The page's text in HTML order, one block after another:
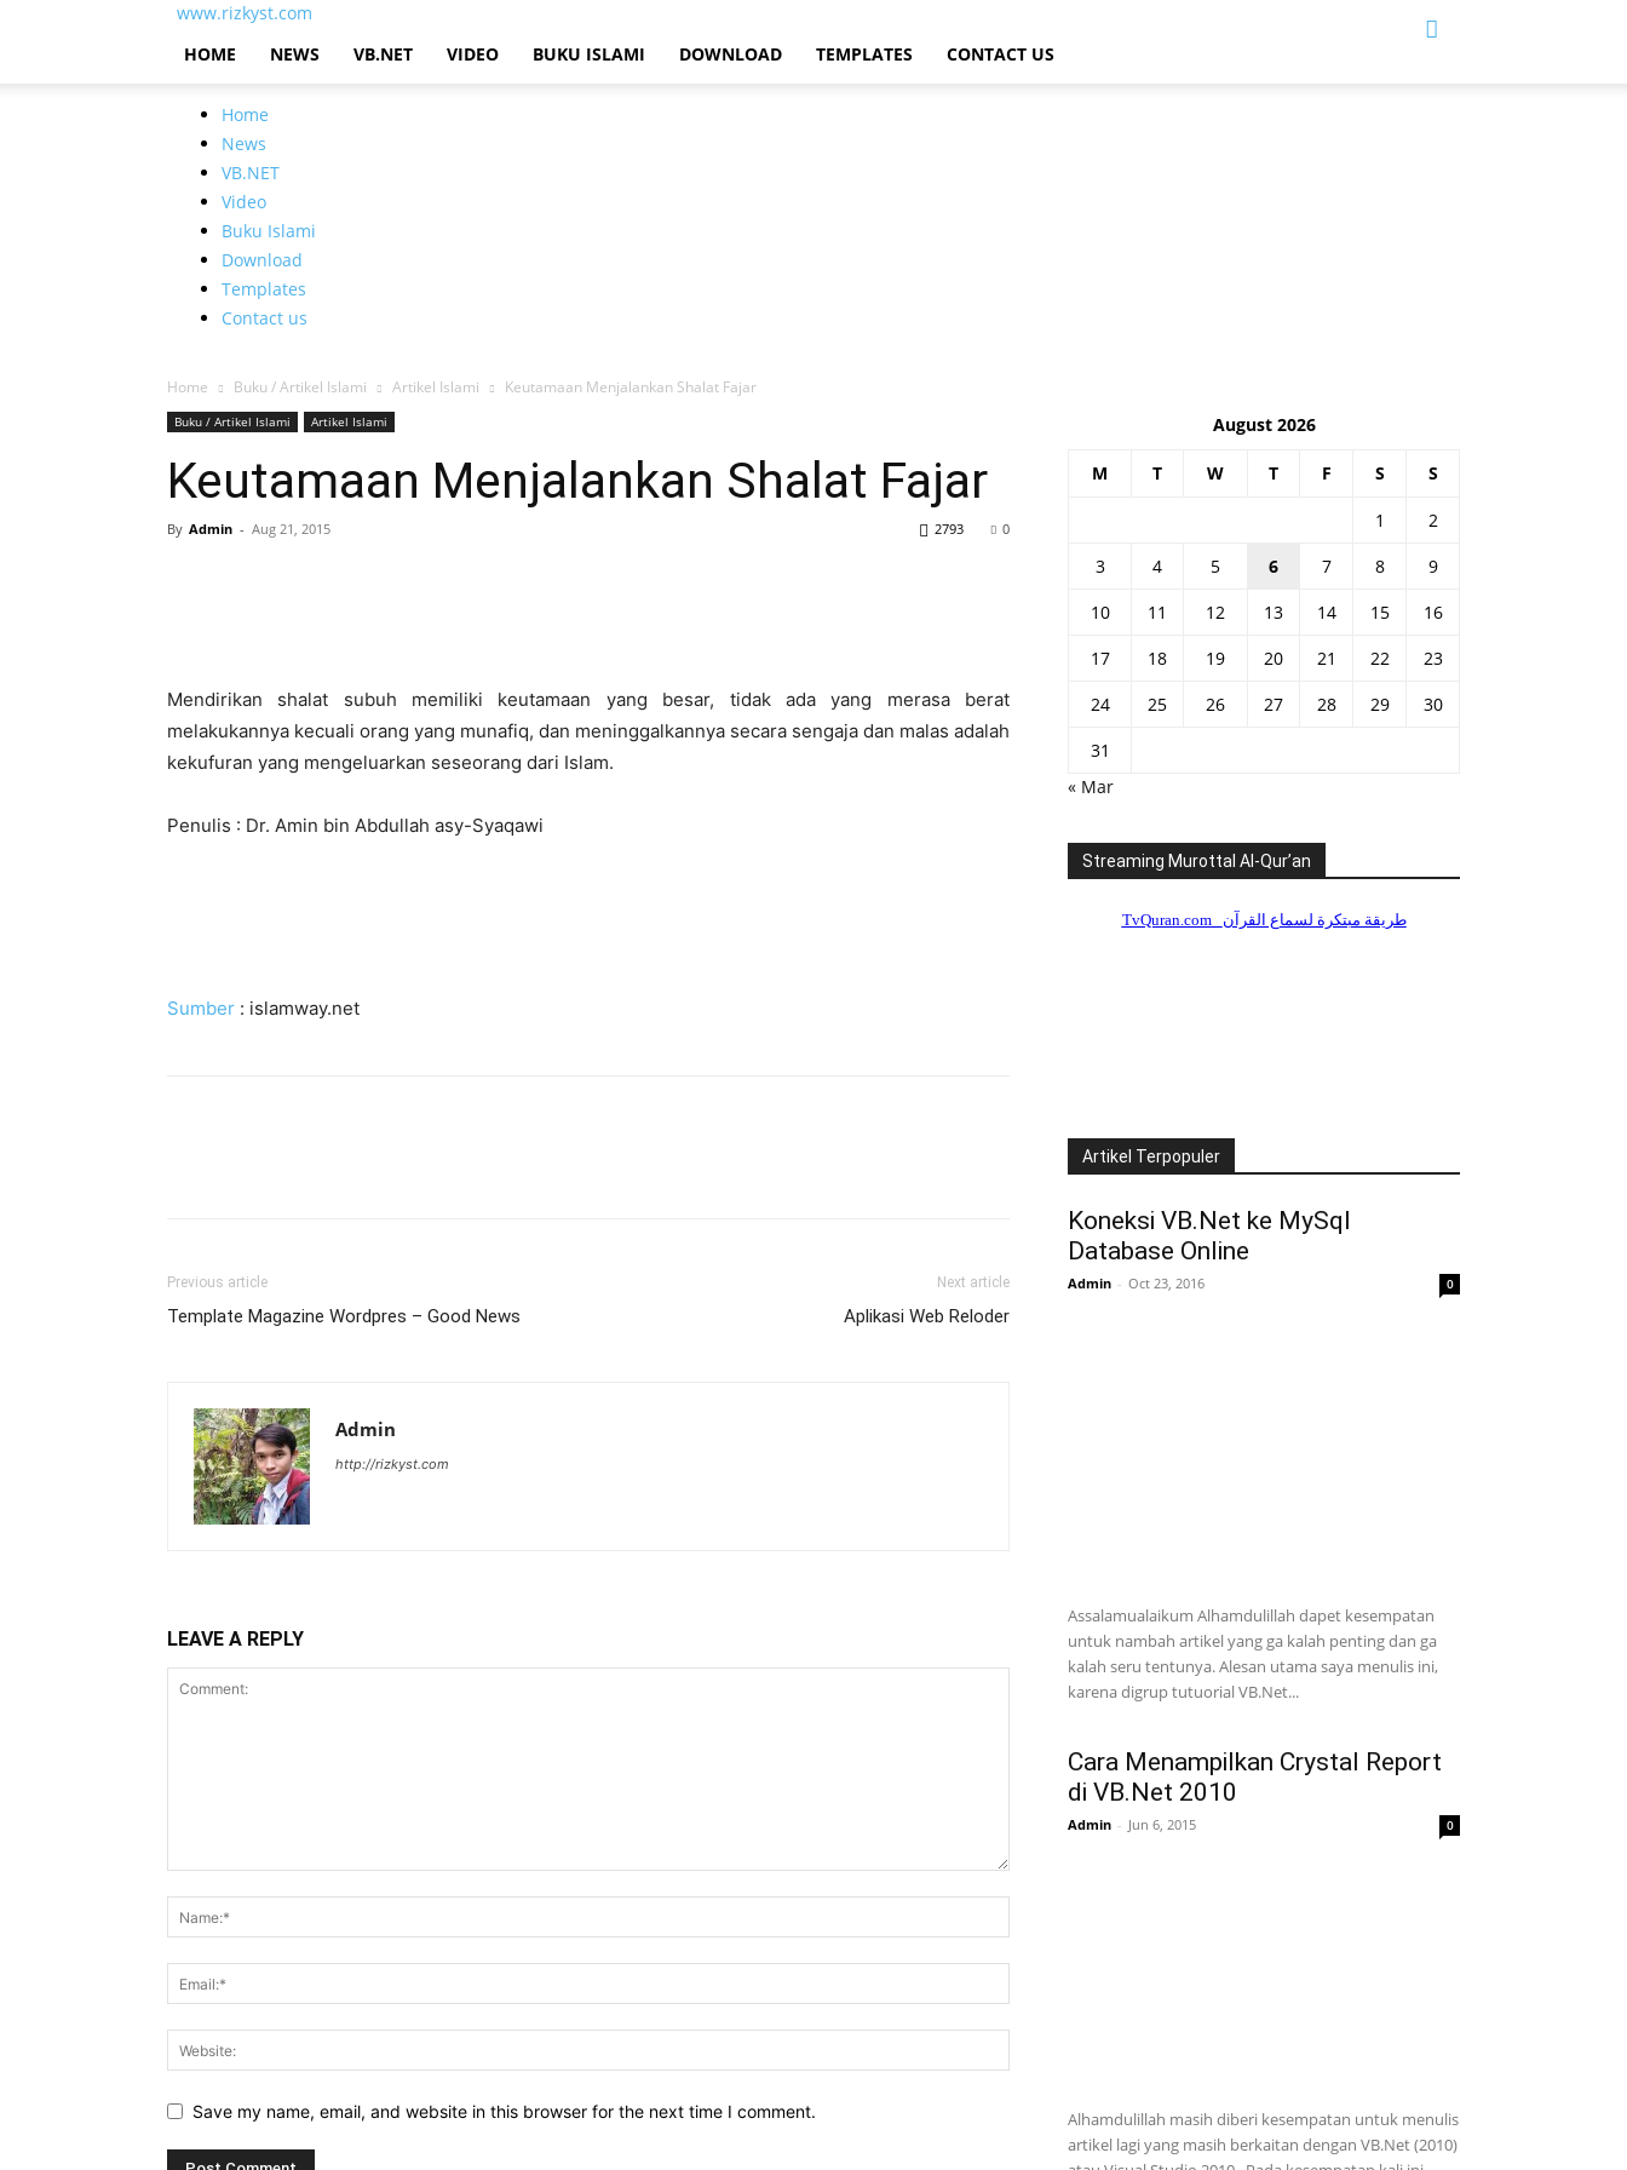
www.rizkyst.com
HOME
NEWS VB.NET VIDEO BUKU ISLAMI DOWNLOAD TEMPLATES CONTACT US
Home
News
VB.NET
Video
Buku Islami
Download
Templates
Contact us
Home Buku / Artikel Islami Artikel Islami Keutamaan Menjalankan Shalat Fajar
Buku / Artikel Islami Artikel Islami
Keutamaan Menjalankan Shalat Fajar
By Admin - Aug 21, 2015 0
2793
Mendirikan shalat subuh memiliki keutamaan yang besar, tidak ada yang merasa berat
melakukannya kecuali orang yang munafiq, dan meninggalkannya secara sengaja dan malas adalah
kekufuran yang mengeluarkan seseorang dari Islam.
Penulis : Dr. Amin bin Abdullah asy-Syaqawi
Sumber : islamway.net
Previous article
Template Magazine Wordpres – Good News
Next article
Aplikasi Web Reloder
Admin
http://rizkyst.com
LEAVE A REPLY
Save my name, email, and website in this browser for the next time I comment.
August 2026
M T W T F S S
1
2
3
4 5 6 7 8
9
10
11 12 13 14 15
16
17
18 19 20 21 22
23
24
25 26 27 28 29
30
31
« Mar
Streaming Murottal Al-Qur’an
Artikel Terpopuler
Koneksi VB.Net ke MySql
Database Online
Admin - Oct 23, 2016 0
Assalamualaikum Alhamdulillah dapet kesempatan
untuk nambah artikel yang ga kalah penting dan ga
kalah seru tentunya. Alesan utama saya menulis ini,
karena digrup tutuorial VB.Net...
Cara Menampilkan Crystal Report
di VB.Net 2010
Admin - Jun 6, 2015 0
Alhamdulillah masih diberi kesempatan untuk menulis
artikel lagi yang masih berkaitan dengan VB.Net (2010)